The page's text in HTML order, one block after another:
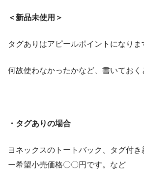
＜新品未使用＞
タグありはアピールポイントになりま
何故使わなかったかなど、書いておく
・タグありの場合
ヨネックスのトートバック、タグ付
ー希望小売価格〇〇円です。など